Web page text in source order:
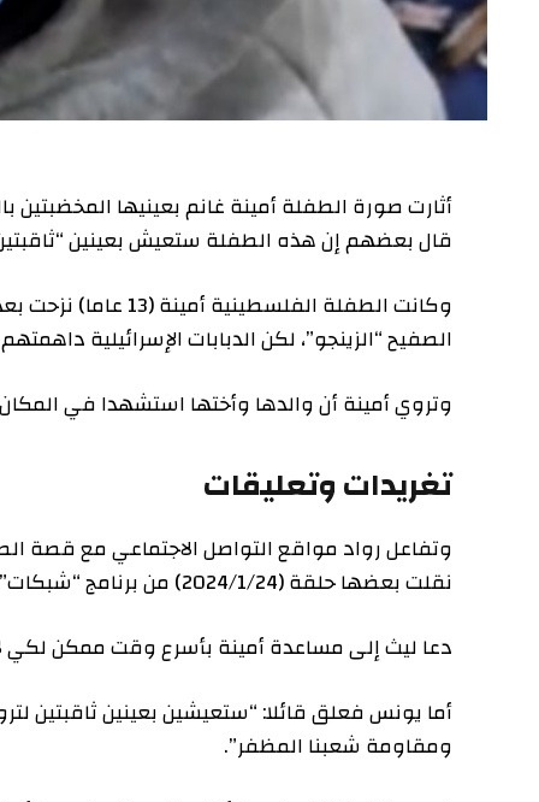
أثارت صورة الطفلة أمينة غانم بعينيها المخضبتين
قال بعضهم إن هذه الطفلة ستعيش بعينين “ثاقبتين”
وكانت الطفلة الفلسطينية
الصفيح “الزينجو”، لكن الدبابات الإسرائيلية داهمتهم
وتروي أمينة أن والدها وأختها استشهدا في المكان،
تغريدات وتعليقات
وتفاعل رواد مواقع التواصل الاجتماعي مع قصة الطفلة
نقلت بعضها حلقة (2024/1/24) من برنامج “شبكات”.
دعا ليث إلى مساعدة أمينة بأسرع وقت ممكن لكي لا
أما يونس فعلق قائلا: “ستعيشين بعينين ثاقبتين لتروي
ومقاومة شعبنا المظفر”.